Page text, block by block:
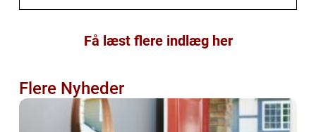
Få læst flere indlæg her
Flere Nyheder